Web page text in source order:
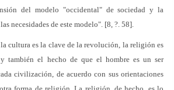
del modelo "occidental" de sociedad y la
necesidades de este modelo". [8, ?. 58].
cultura es la clave de la revolución, la religión es
también el hecho de que el hombre es un ser
civilización, de acuerdo con sus orientaciones